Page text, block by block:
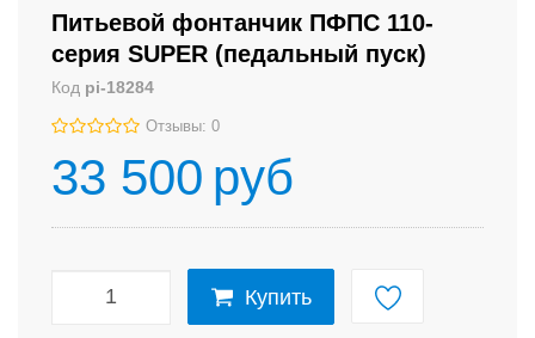
Питьевой фонтанчик ПФПС 110-
серия SUPER (педальный пуск)
Код pi-18284
Отзывы: 0
33 500 руб
Купить